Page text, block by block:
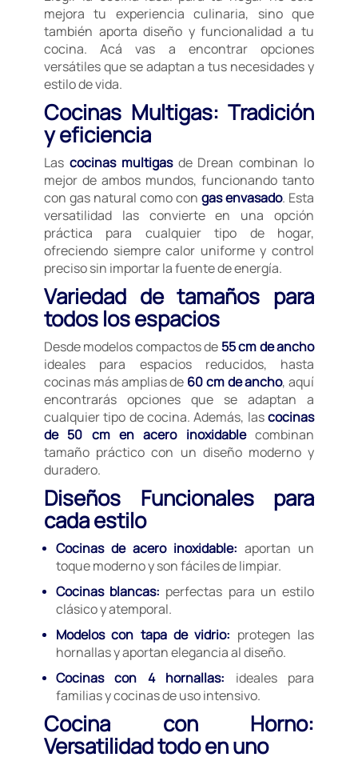
mejora tu experiencia culinaria, sino que
también aporta diseño y funcionalidad a tu
cocina. Acá vas a encontrar opciones
versátiles que se adaptan a tus necesidades y
estilo de vida.
Cocinas Multigas: Tradición
y eficiencia
Las cocinas multigas de Drean combinan lo
mejor de ambos mundos, funcionando tanto
con gas natural como con gas envasado. Esta
versatilidad las convierte en una opción
práctica para cualquier tipo de hogar,
ofreciendo siempre calor uniforme y control
preciso sin importar la fuente de energía.
Variedad de tamaños para
todos los espacios
Desde modelos compactos de 55 cm de ancho
ideales para espacios reducidos, hasta
cocinas más amplias de 60 cm de ancho, aquí
encontrarás opciones que se adaptan a
cualquier tipo de cocina. Además, lascocinas
de 50 cm en acero inoxidablecombinan
tamaño práctico con un diseño moderno y
duradero.
Diseños Funcionales para
cada estilo
Cocinas de acero inoxidable: aportan un
toque moderno y son fáciles de limpiar.
Cocinas blancas: perfectas para un estilo
clásico y atemporal.
Modelos con tapa de vidrio: protegen las
hornallas y aportan elegancia al diseño.
Cocinas con 4 hornallas: ideales para
familias y cocinas de uso intensivo.
Cocina con Horno:
Versatilidad todo en uno